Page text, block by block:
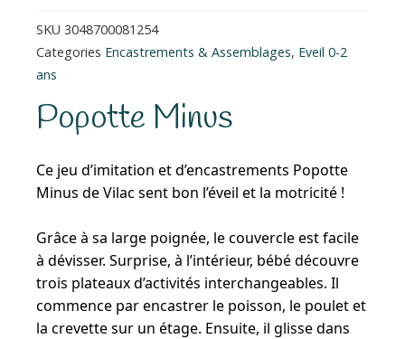
SKU 3048700081254
Categories Encastrements & Assemblages, Eveil 0-2
ans
Popotte Minus
Ce jeu d’imitation et d’encastrements Popotte
Minus de Vilac sent bon l’éveil et la motricité !
Grâce à sa large poignée, le couvercle est facile
à dévisser. Surprise, à l’intérieur, bébé découvre
trois plateaux d’activités interchangeables. Il
commence par encastrer le poisson, le poulet et
la crevette sur un étage. Ensuite, il glisse dans